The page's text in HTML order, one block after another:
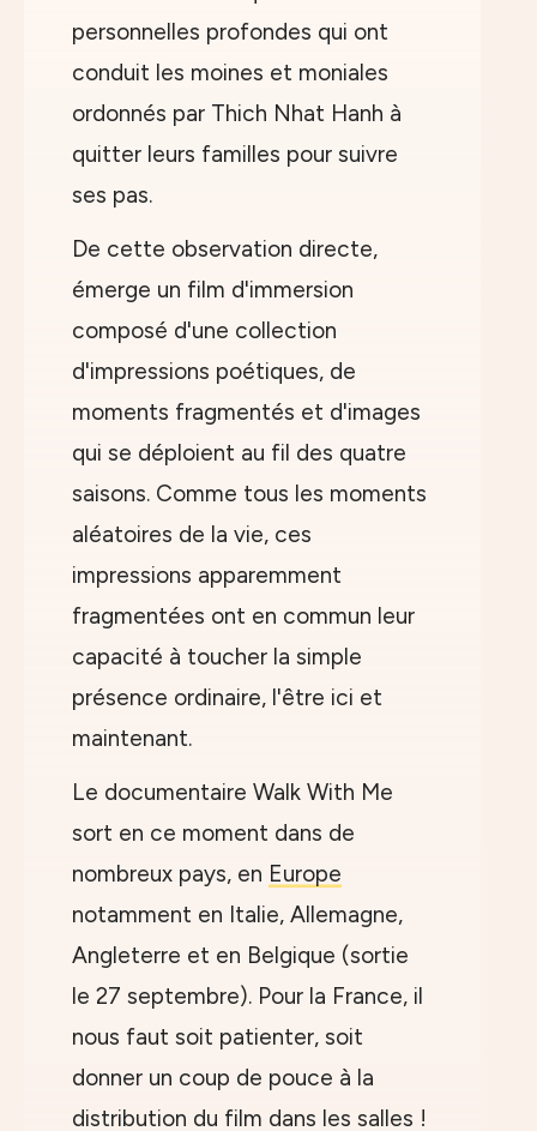
personnelles profondes qui ont
conduit les moines et moniales
ordonnés par Thich Nhat Hanh à
quitter leurs familles pour suivre
ses pas.
De cette observation directe,
émerge un film d'immersion
composé d'une collection
d'impressions poétiques, de
moments fragmentés et d'images
qui se déploient au fil des quatre
saisons. Comme tous les moments
aléatoires de la vie, ces
impressions apparemment
fragmentées ont en commun leur
capacité à toucher la simple
présence ordinaire, l'être ici et
maintenant.
Le documentaire Walk With Me
sort en ce moment dans de
nombreux pays, en Europe
notamment en Italie, Allemagne,
Angleterre et en Belgique (sortie
le 27 septembre). Pour la France, il
nous faut soit patienter, soit
donner un coup de pouce à la
distribution du film dans les salles !